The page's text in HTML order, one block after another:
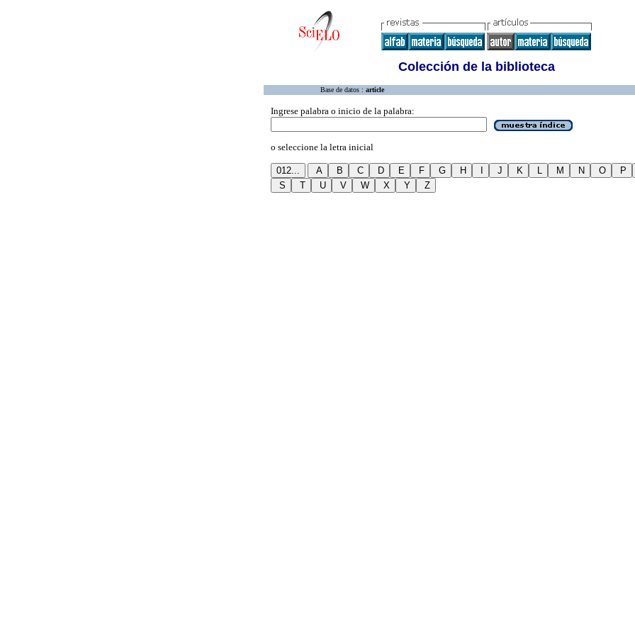
Colección de la biblioteca
Base de datos : article
Ingrese palabra o inicio de la palabra:
o seleccione la letra inicial